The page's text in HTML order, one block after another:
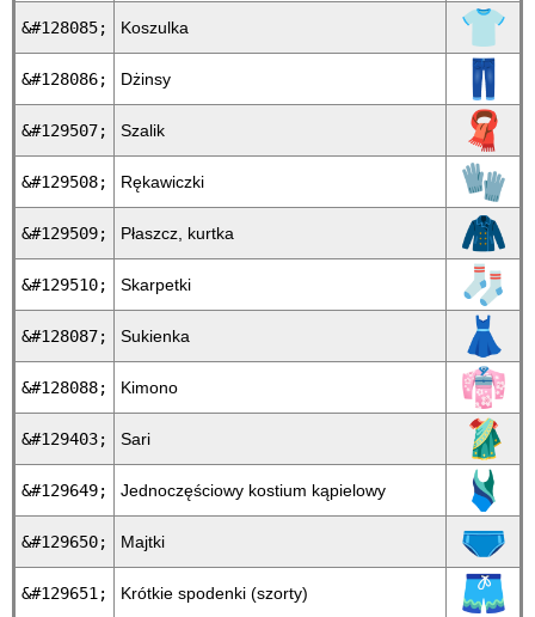
&#128085; Koszulka 👕
&#128086; Dżinsy 👖
&#129507; Szalik 🧣
&#129508; Rękawiczki 🧤
&#129509; Płaszcz, kurtka 🧥
&#129510; Skarpetki 🧦
&#128087; Sukienka 👗
&#128088; Kimono 👘
&#129403; Sari 🥻
&#129649; Jednoczęściowy kostium kąpielowy 🩱
&#129650; Majtki 🩲
&#129651; Krótkie spodenki (szorty) 🩳